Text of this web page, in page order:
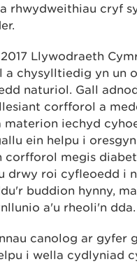
rhwydweithiau cryf
Llywodraeth
a chysylltiedig yn un
naturiol. Gall
corfforol a
iechyd
ein helpu i
megis
drwy roi cyfleoedd i
buddion hynny,
a'u rheoli'n dda.
canolog ar gyfer
i wella cydlyniad